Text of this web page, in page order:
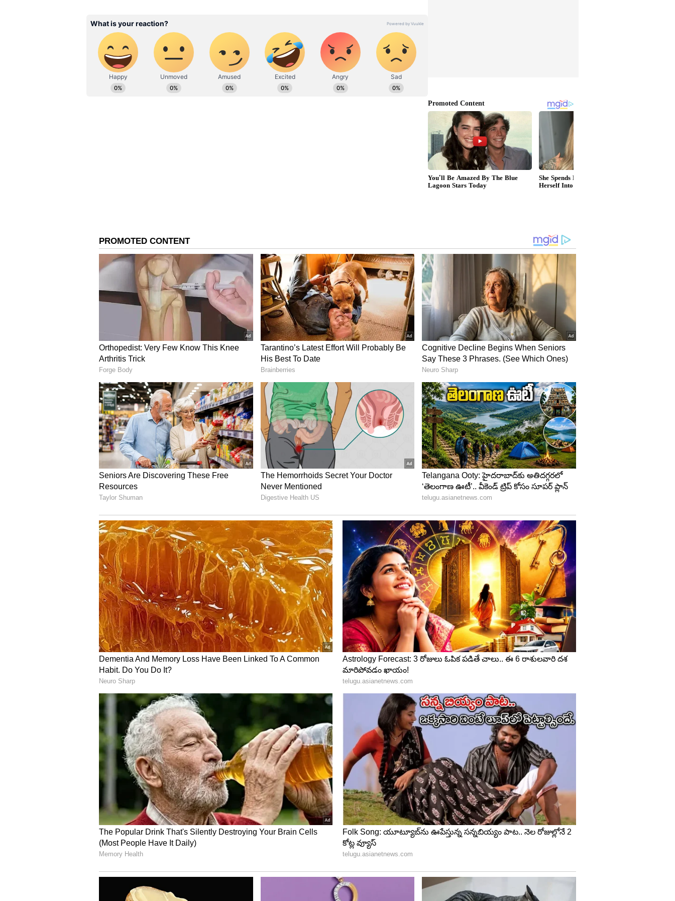
ఆలోచన చేయాలని కోరారు.
వీళ్లు అధికారం ఉంటే అమరావతి.. అధికారం పోతే హైదరాబాద్ జూబ్లీహిల్స్‌లో ఉంటారని విమర్శించారు.
అక్కడే వారి శాశ్వత నివాసం అని అన్నారు. రాష్ట్రం మీద గానీ, రాష్ట్రంలోని పేదల మీద గానీ, ప్రజల మీద
గానీ వాళ్లకు ప్రేమ లేదని.. ఇక్కడ ఉండాలనే ఆలోచన కూడా లేదని విమర్శించారు. తాను ప్రతిపక్ష
నాయకుడిగా ఉన్నప్పుడు తాడేపల్లిలో ఇళ్లు కట్టించుకున్నానని చెప్పారు. అక్కడే నివాసం ఉంటున్నానని
తెలిపారు. కానీ 2014 నుంచి 2019 వరకు ఏపీ ముఖ్యమంత్రిగా ఉన్న చంద్రబాబు.. అప్పుడు హైదరాబాద్
జూబ్లీహిల్స్‌లో ప్యాలెస్ కట్టుకున్నాడని విమర్శించారు. ప్రజలు ఈ తేడాను గమనించాలని కోరారు.